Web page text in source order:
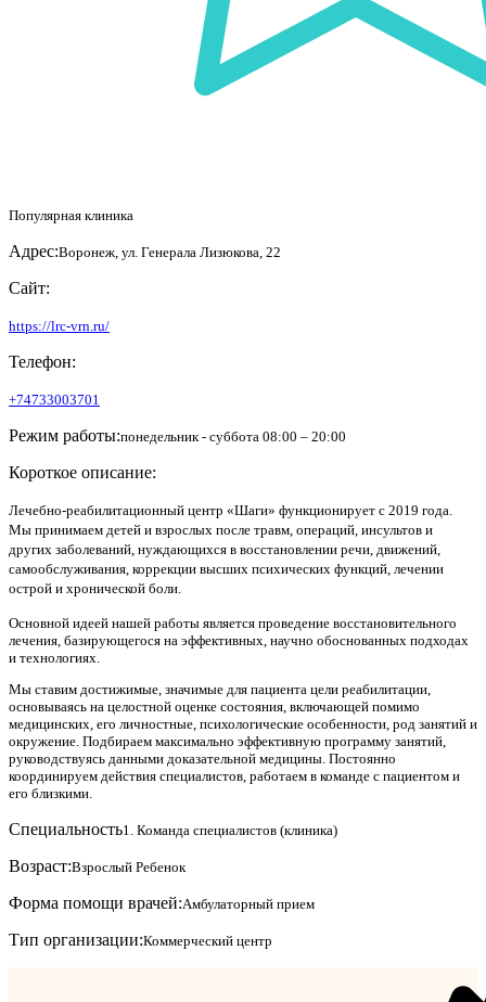
Популярная клиника
Адрес:Воронеж, ул. Генерала Лизюкова, 22
Сайт:
https://lrc-vrn.ru/
Телефон:
+74733003701
Режим работы:понедельник - суббота 08:00 – 20:00
Короткое описание:
Лечебно-реабилитационный центр «Шаги» функционирует с 2019 года.
Мы принимаем детей и взрослых после травм, операций, инсультов и
других заболеваний, нуждающихся в восстановлении речи, движений,
самообслуживания, коррекции высших психических функций, лечении
острой и хронической боли.
Основной идеей нашей работы является проведение восстановительного
лечения, базирующегося на эффективных, научно обоснованных подходах
и технологиях.
Мы ставим достижимые, значимые для пациента цели реабилитации,
основываясь на целостной оценке состояния, включающей помимо
медицинских, его личностные, психологические особенности, род занятий и
окружение. Подбираем максимально эффективную программу занятий,
руководствуясь данными доказательной медицины. Постоянно
координируем действия специалистов, работаем в команде с пациентом и
его близкими.
Специальность1. Команда специалистов (клиника)
Возраст:Взрослый Ребенок
Форма помощи врачей:Амбулаторный прием
Тип организации:Коммерческий центр